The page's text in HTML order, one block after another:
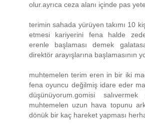
olur.ayrıca ceza alanı içinde pas
terimin sahada yürüyen takımı 10
etmesi kariyerini fena halde
erenle başlaması demek
direktör arayışlarına başlamasının
muhtemelen terim eren in bir iki
fena oyuncu değilmiş idare eder
düşünüyorum.gomisi
muhtemelen uzun hava topunu
dönük bir kaç hareket yapması